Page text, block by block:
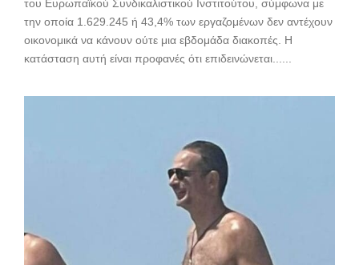
του Ευρωπαϊκού Συνδικαλιστικού Ινστιτούτου, σύμφωνα με
την οποία 1.629.245 ή 43,4% των εργαζομένων δεν αντέχουν
οικονομικά να κάνουν ούτε μια εβδομάδα διακοπές. Η
κατάσταση αυτή είναι προφανές ότι επιδεινώνεται......